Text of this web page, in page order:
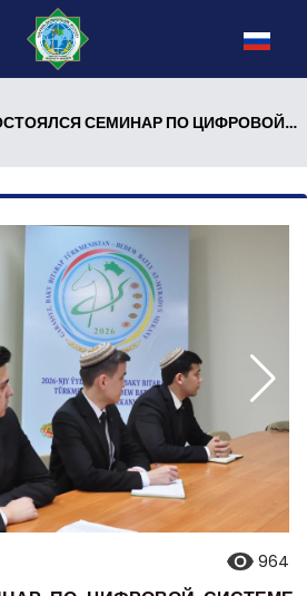
СЕМИНАР ПО ЦИФРОВОЙ СИСТЕМЕ ДЛЯ ВОЛОНТЁРОВ
964